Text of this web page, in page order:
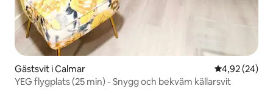
Gästsvit i Calmar 4,92 av 5 i
4,92 (24)
YEG flygplats (25 min) - Snygg och bekväm källarsvit